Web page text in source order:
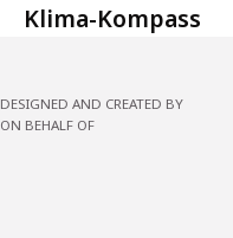
Klima-Kompass
DESIGNED AND CREATED BY
ON BEHALF OF